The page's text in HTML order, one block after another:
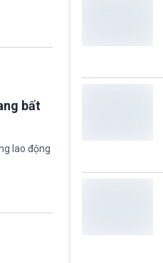
bất
lao động